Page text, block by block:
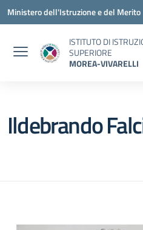
Vai ai contenuti
Vai al menu di navigazione
Vai al footer
Ministero dell'Istruzione e del Merito
ISTITUTO DI
SUPERIORE
MOREA-VIVARELLI
Ildebrando